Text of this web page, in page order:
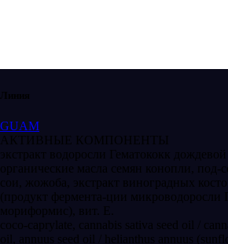
Линия
GUAM
АКТИВНЫЕ КОМПОНЕНТЫ
экстракт водоросли Гематококк
органические масла семян конопли, под-
сои, жожоба, экстракт виноградных
(продукт фермента-ции микроводоросли
мориформис), вит. Е.
coco-caprylate, cannabis sativa seed oil /
oil, annuus seed oil / helianthus annuus